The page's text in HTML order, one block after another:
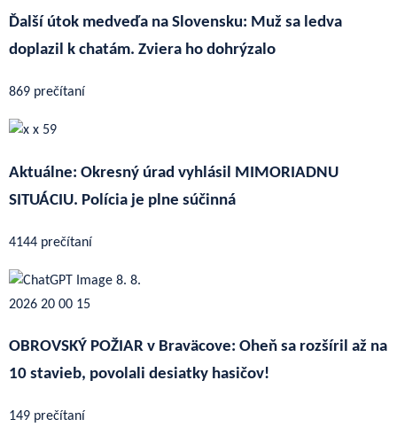
Ďalší útok medveďa na Slovensku: Muž sa ledva
doplazil k chatám. Zviera ho dohrýzalo
869 prečítaní
Aktuálne: Okresný úrad vyhlásil MIMORIADNU
SITUÁCIU. Polícia je plne súčinná
4144 prečítaní
OBROVSKÝ POŽIAR v Braväcove: Oheň sa rozšíril až na
10 stavieb, povolali desiatky hasičov!
149 prečítaní